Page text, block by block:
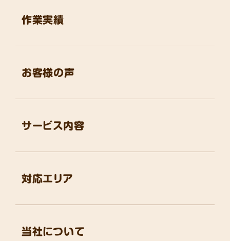
作業実績
お客様の声
サービス内容
対応エリア
当社について